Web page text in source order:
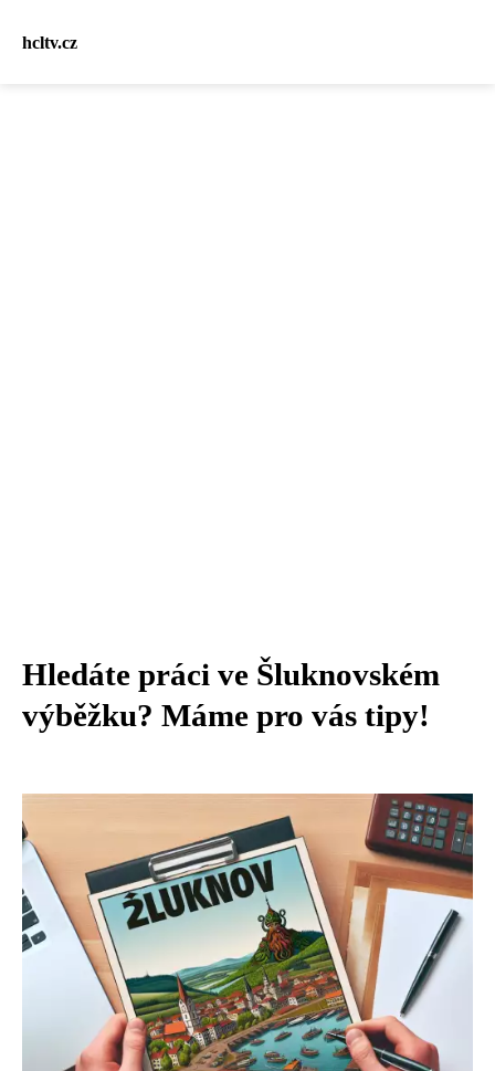
hcltv.cz
Hledáte práci ve Šluknovském
výběžku? Máme pro vás tipy!